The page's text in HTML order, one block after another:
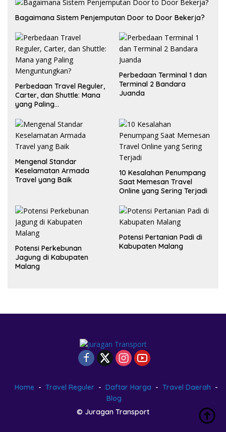
Bagaimana Sistem Penjemputan Door to Door Bekerja?
Perbedaan Travel Reguler,
Carter, dan Shuttle: Mana
yang Paling
Perbedaan Terminal 1 dan
Terminal 2 Bandara
Juanda
Mengenal Standar
Keselamatan Armada
Travel yang Baik
10 Kesalahan Penumpang
Saat Memesan Travel
Online yang Sering Terjadi
Potensi Perkebunan
Jagung di Kabupaten
Malang
Potensi Pertanian Padi di
Kabupaten Malang
Home Travel Reguler Daftar Harga
Travel Daerah
Blog
© Juragan Transport